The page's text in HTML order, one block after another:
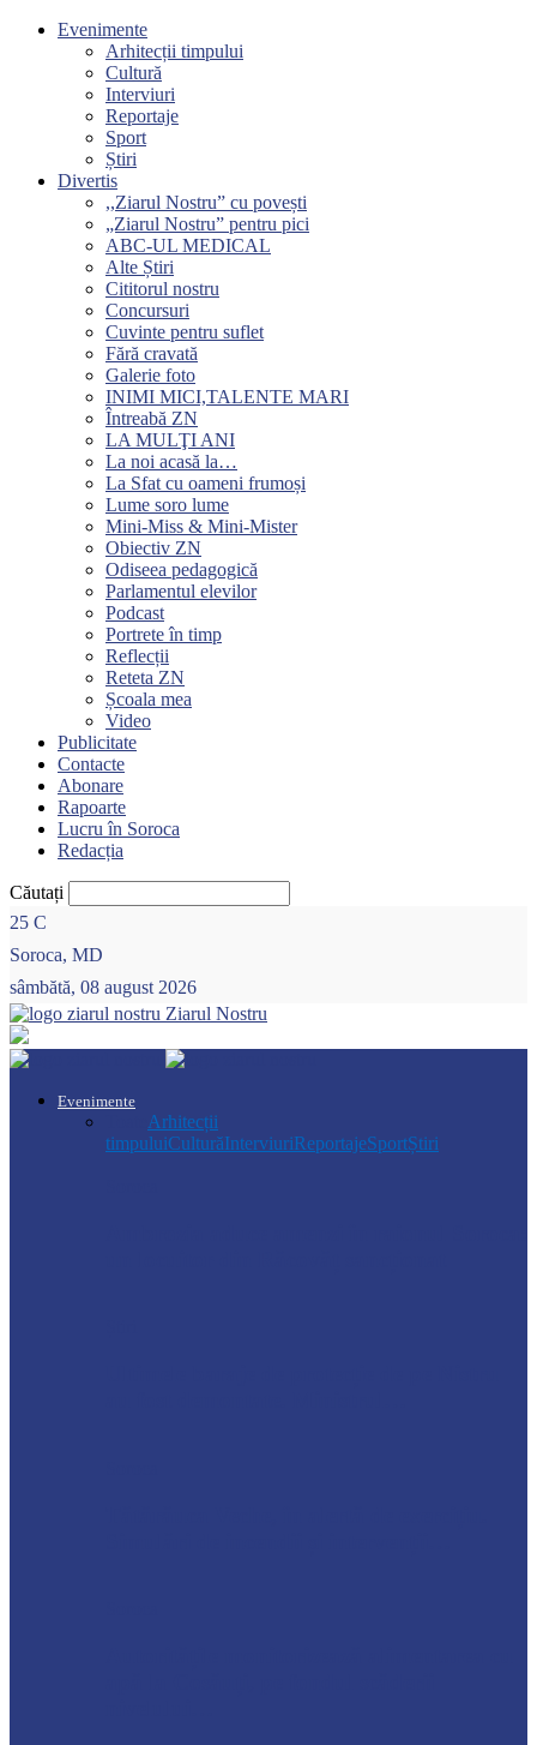
Evenimente
Arhitecții timpului
Cultură
Interviuri
Reportaje
Sport
Știri
Divertis
,,Ziarul Nostru” cu povești
„Ziarul Nostru” pentru pici
ABC-UL MEDICAL
Alte Știri
Cititorul nostru
Concursuri
Cuvinte pentru suflet
Fără cravată
Galerie foto
INIMI MICI,TALENTE MARI
Întreabă ZN
LA MULŢI ANI
La noi acasă la…
La Sfat cu oameni frumoși
Lume soro lume
Mini-Miss & Mini-Mister
Obiectiv ZN
Odiseea pedagogică
Parlamentul elevilor
Podcast
Portrete în timp
Reflecții
Reteta ZN
Școala mea
Video
Publicitate
Contacte
Abonare
Rapoarte
Lucru în Soroca
Redacția
Căutați
25 C
Soroca, MD
sâmbătă, 08 august 2026
Ziarul Nostru
Evenimente
Arhitecții
timpuluiCulturăInterviuriReportajeSportȘtiri